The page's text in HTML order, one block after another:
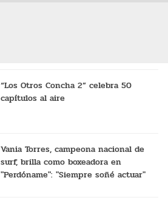
“Los Otros Concha 2” celebra 50
capítulos al aire
Vania Torres, campeona nacional de
surf, brilla como boxeadora en
"Perdóname": "Siempre soñé actuar"